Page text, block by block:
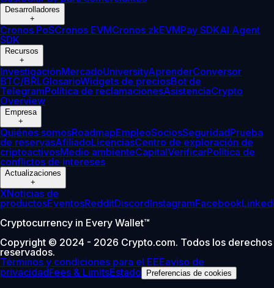
Desarrolladores
+
Cronos PoSCronos EVMCronos zkEVMPay SDKAI Agent
SDK
Recursos
+
InvestigaciónMercadoUniversityAprenderConversor
BTC/BRLGlosarioWidgets de preciosBot de
TelegramPolítica de reclamacionesAsistenciaCrypto
Overview
Empresa
+
Quiénes somosRoadmapEmpleoSociosSeguridadPrueba
de reservasAfiliadoLicenciasCentro de exploración de
criptoactivosMedio ambienteCapitalVerificarPolítica de
conflictos de intereses
Actualizaciones
+
XNoticias de
productosEventosRedditDiscordInstagramFacebook
Cryptocurrency in Every Wallet™
Copyright © 2024 - 2026 Crypto.com. Todos los derechos
reservados.
Términos y condiciones para el EEEaviso de
privacidadFees & LimitsEstado Preferencias de cookies